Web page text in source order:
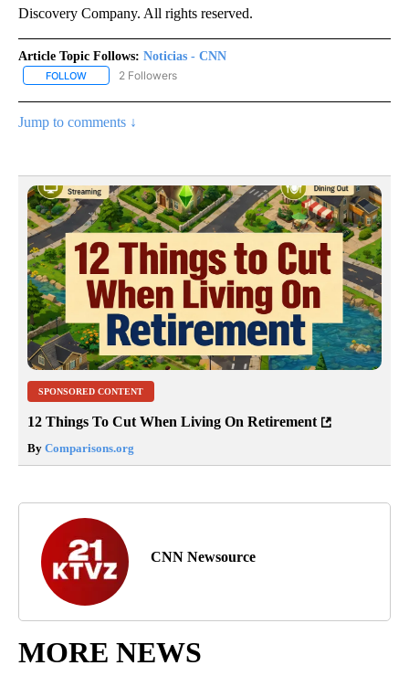
Discovery Company. All rights reserved.
Article Topic Follows: Noticias - CNN
FOLLOW FOLLOW "NOTICIAS - CNN" TO RECEIVE NOTIFICATIONS ABOUT
2 Followers
Jump to comments ↓
SPONSORED CONTENT
12 Things To Cut When Living On Retirement
By Comparisons.org
CNN Newsource
MORE NEWS